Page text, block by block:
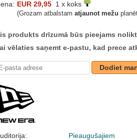
EUR 29,95 1 x koks
(Grozam atbalstam atjaunot mežu
produkts drīzumā būs pieejams
vēlaties saņemt e-pastu, kad prece
Dodiet
Pieaugušajiem